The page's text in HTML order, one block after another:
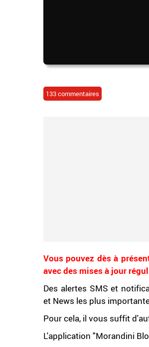
133 commentaires
Vous pouvez dès à
avec des mises à jour
Des alertes SMS et
et News les plus
Pour cela, il vous suffit
L'application "Morandini